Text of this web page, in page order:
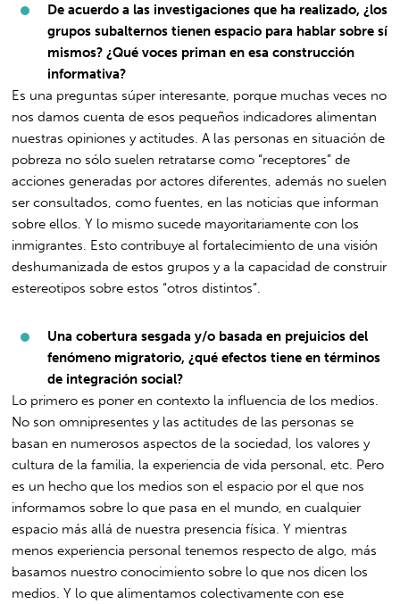
De acuerdo a las investigaciones que ha realizado, ¿los
grupos subalternos tienen espacio para hablar sobre sí
mismos? ¿Qué voces priman en esa construcción
informativa?
Es una preguntas súper interesante, porque muchas veces no
nos damos cuenta de esos pequeños indicadores alimentan
nuestras opiniones y actitudes. A las personas en situación de
pobreza no sólo suelen retratarse como “receptores” de
acciones generadas por actores diferentes, además no suelen
ser consultados, como fuentes, en las noticias que informan
sobre ellos. Y lo mismo sucede mayoritariamente con los
inmigrantes. Esto contribuye al fortalecimiento de una visión
deshumanizada de estos grupos y a la capacidad de construir
estereotipos sobre estos “otros distintos”.
Una cobertura sesgada y/o basada en prejuicios del
fenómeno migratorio, ¿qué efectos tiene en términos
de integración social?
Lo primero es poner en contexto la influencia de los medios.
No son omnipresentes y las actitudes de las personas se
basan en numerosos aspectos de la sociedad, los valores y
cultura de la familia, la experiencia de vida personal, etc. Pero
es un hecho que los medios son el espacio por el que nos
informamos sobre lo que pasa en el mundo, en cualquier
espacio más allá de nuestra presencia física. Y mientras
menos experiencia personal tenemos respecto de algo, más
basamos nuestro conocimiento sobre lo que nos dicen los
medios. Y lo que alimentamos colectivamente con ese